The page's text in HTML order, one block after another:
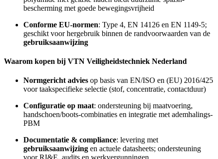
bescherming met goede bewegingsvrijheid
Conforme EU-normen: Type 4, EN 14126 en EN 1149-5;
geschikt voor hergebruik binnen de randvoorwaarden van de
gebruiksaanwijzing
Waarom kopen bij VTN Veiligheidstechniek Nederland
Normgericht advies op basis van EN/ISO en (EU) 2016/425
voor taakspecifieke selectie (stof, concentratie, contactduur)
Configuratie op maat: ondersteuning bij maatvoering,
handschoen/boots-combinaties en integratie met ademhalings-
PBM
Documentatie & compliance: levering met
gebruiksaanwijzing en actuele datasheets; ondersteuning
voor RI&E, audits en werkvergunningen